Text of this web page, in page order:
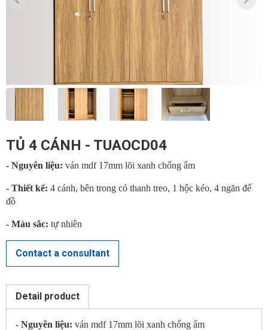
TỦ 4 CÁNH - TUAOCD04
- Nguyên liệu: ván mdf 17mm lõi xanh chống ẩm
- Thiết kế: 4 cánh, bên trong có thanh treo, 1 hộc kéo, 4 ngăn để
đồ
- Màu sắc: tự nhiên
Contact a consultant
CONTACT US
Detail product
- Nguyên liệu: ván mdf 17mm lõi xanh chống ẩm